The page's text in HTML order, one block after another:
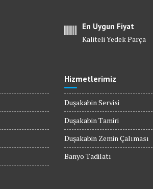
En Uygun Fiyat
Kaliteli Yedek Parça
Hizmetlerimiz
Duşakabin Servisi
Duşakabin Tamiri
Duşakabin Zemin Çalıması
Banyo Tadilatı